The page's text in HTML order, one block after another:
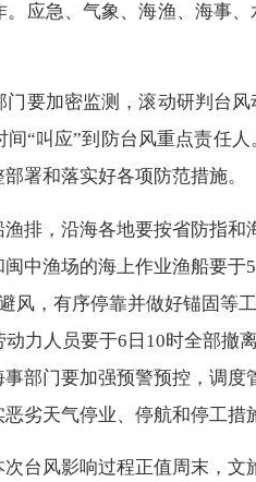
应急、气象、海渔、海事
门要加密监测，滚动研判台
“叫应”到防台风重点责任
署和落实好各项防范措施。
排， 沿海各地要按省防指和
中渔场的海上作业渔船要于5
风，有序停靠并做好锚固等
动力人员要于6 日 10时全部撤
事部门要加强预警预控，调度
劣天气停业、停航和停工措
台风影响过程正值周末，